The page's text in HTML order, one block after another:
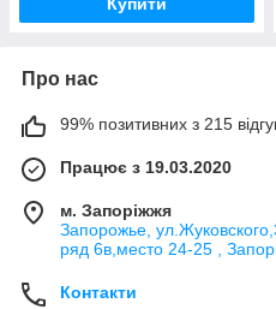
Про нас
99% позитивних з 215
Працює з 19.03.2020
м. Запоріжжя
Запорожье,
ряд 6в,место 24-25 ,
Контакти